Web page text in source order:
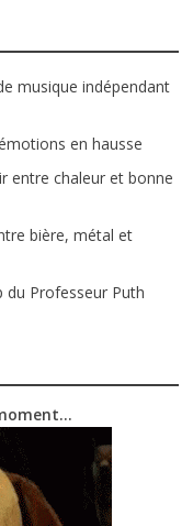
musique indépendant
en hausse
entre chaleur et bonne
bière, métal et
du Professeur Puth